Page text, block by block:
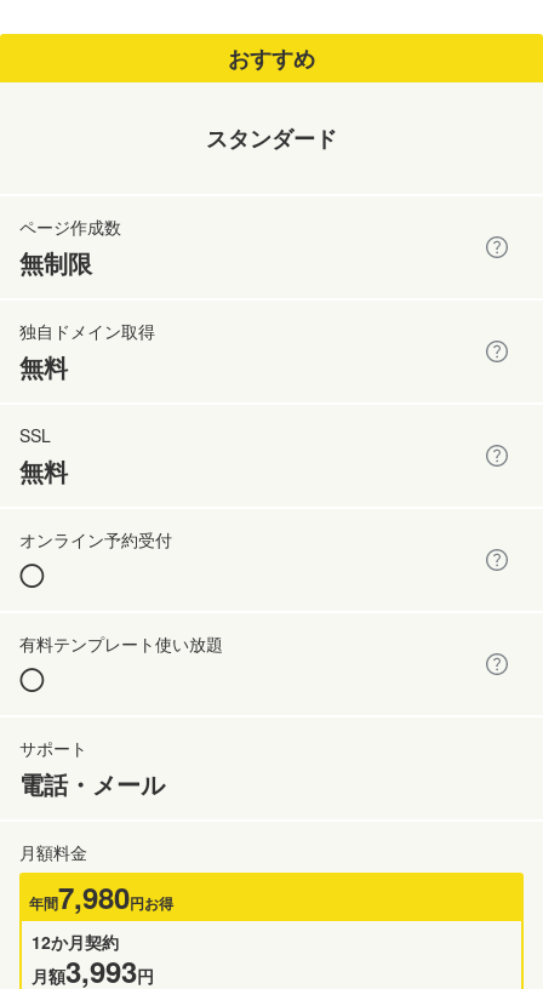
スタンダード
無制限
無料
無料
◯
◯
電話・メール
年間7,980円お得
12か月契約
月額3,993円